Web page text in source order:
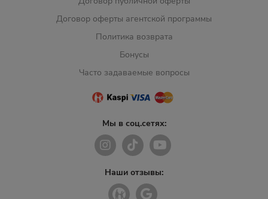
Договор оферты агентской программы
Политика возврата
Бонусы
Часто задаваемые вопросы
Мы в соц.сетях:
Наши отзывы: